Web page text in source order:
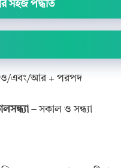
সহজ পদ্ধতি
ও/এবং/আর + পরপদ
– সকাল ও সন্ধ্যা